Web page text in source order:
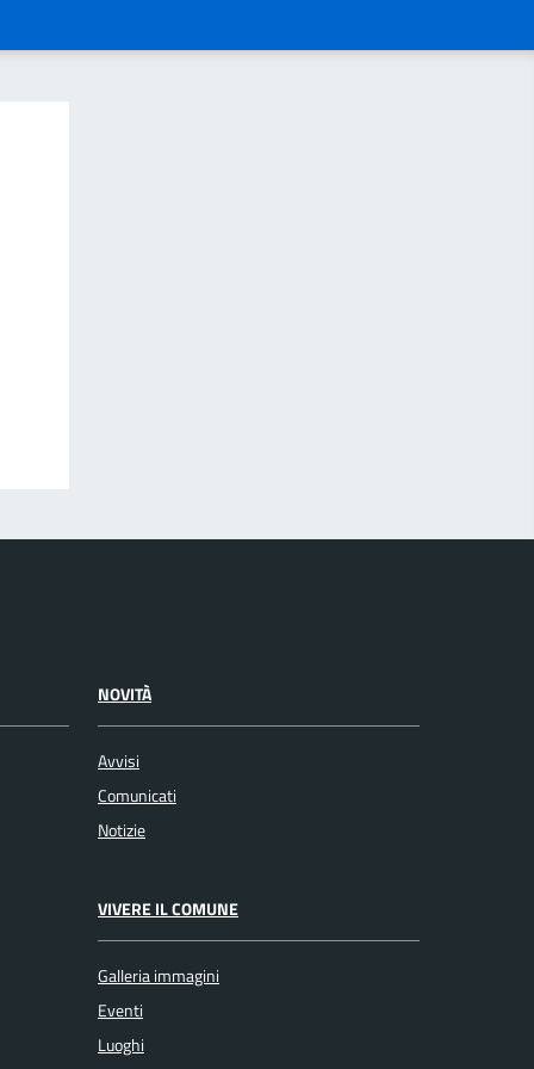
NOVITÀ
Avvisi
Comunicati
Notizie
VIVERE IL COMUNE
Galleria immagini
Eventi
Luoghi